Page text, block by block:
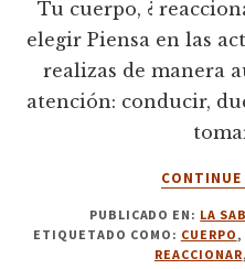
Tu cuerpo, ¿
elegir Piensa en las
realizas de manera
atención: conducir,
CONTINUE
PUBLICADO EN: LA
ETIQUETADO COMO: CUERPO ,
REACCIONAR,